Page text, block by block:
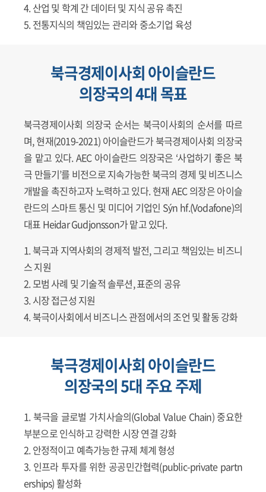
산업 및 학계 간 데이터 및 지식 공유 촉진
전통지식의 책임있는 관리와 중소기업 육성
북극경제이사회 아이슬란드
의장국의 4대 목표
북극경제이사회 의장국 순서는 북극이사회의 순서를 따르
며, 현재(2019-2021) 아이슬란드가 북극경제이사회 의장국
을 맡고 있다. AEC 아이슬란드 의장국은 ‘사업하기 좋은 북
극 만들기’를 비전으로 지속가능한 북극의 경제 및 비즈니스
개발을 촉진하고자 노력하고 있다. 현재 AEC 의장은 아이슬
란드의 스마트 통신 및 미디어 기업인 Sýn hf.(Vodafone)의
대표 Heidar Gudjonsson가 맡고 있다.
북극과 지역사회의 경제적 발전, 그리고 책임있는 비즈니
스 지원
모범 사례 및 기술적 솔루션, 표준의 공유
시장 접근성 지원
북극이사회에서 비즈니스 관점에서의 조언 및 활동 강화
북극경제이사회 아이슬란드
의장국의 5대 주요 주제
북극을 글로벌 가치사슬의(Global Value Chain) 중요한
부분으로 인식하고 강력한 시장 연결 강화
안정적이고 예측가능한 규제 체계 형성
인프라 투자를 위한 공공민간협력(public-private partn
erships) 활성화